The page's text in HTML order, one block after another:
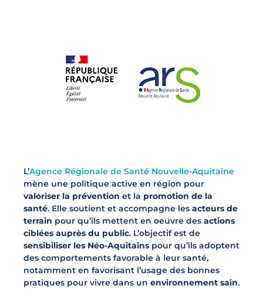
L’Agence Régionale de Santé Nouvelle-Aquitaine
mène une politique active en région pour
valoriser la prévention et la promotion de la
santé. Elle soutient et accompagne les acteurs de
terrain pour qu’ils mettent en oeuvre des actions
ciblées auprès du public. L’objectif est de
sensibiliser les Néo-Aquitains pour qu’ils adoptent
des comportements favorable à leur santé,
notamment en favorisant l’usage des bonnes
pratiques pour vivre dans un environnement sain.